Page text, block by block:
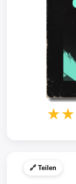
★★
🔗 Teilen